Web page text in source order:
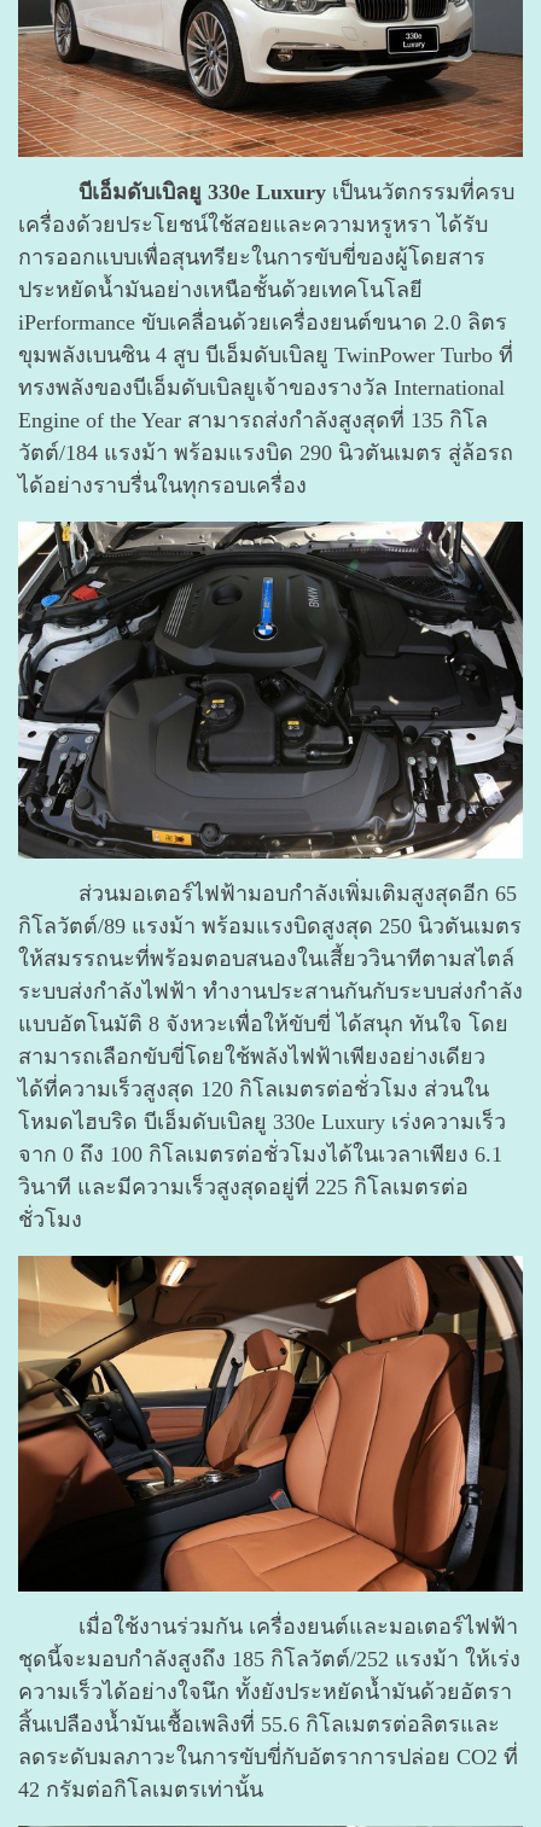
บีเอ็มดับเบิลยู 330e Luxury เป็นนวัตกรรมที่ครบ
เครื่องด้วยประโยชน์ใช้สอยและความหรูหรา ได้รับ
การออกแบบเพื่อสุนทรียะในการขับขี่ของผู้โดยสาร
ประหยัดน้ำมันอย่างเหนือชั้นด้วยเทคโนโลยี
iPerformance ขับเคลื่อนด้วยเครื่องยนต์ขนาด 2.0 ลิตร
ขุมพลังเบนซิน 4 สูบ บีเอ็มดับเบิลยู TwinPower Turbo ที่
ทรงพลังของบีเอ็มดับเบิลยูเจ้าของรางวัล International
Engine of the Year สามารถส่งกำลังสูงสุดที่ 135 กิโล
วัตต์/184 แรงม้า พร้อมแรงบิด 290 นิวตันเมตร สู่ล้อรถ
ได้อย่างราบรื่นในทุกรอบเครื่อง
ส่วนมอเตอร์ไฟฟ้ามอบกำลังเพิ่มเติมสูงสุดอีก 65
กิโลวัตต์/89 แรงม้า พร้อมแรงบิดสูงสุด 250 นิวตันเมตร
ให้สมรรถนะที่พร้อมตอบสนองในเสี้ยววินาทีตามสไตล์
ระบบส่งกำลังไฟฟ้า ทำงานประสานกันกับระบบส่งกำลัง
แบบอัตโนมัติ 8 จังหวะเพื่อให้ขับขี่ ได้สนุก ทันใจ โดย
สามารถเลือกขับขี่โดยใช้พลังไฟฟ้าเพียงอย่างเดียว
ได้ที่ความเร็วสูงสุด 120 กิโลเมตรต่อชั่วโมง ส่วนใน
โหมดไฮบริด บีเอ็มดับเบิลยู 330e Luxury เร่งความเร็ว
จาก 0 ถึง 100 กิโลเมตรต่อชั่วโมงได้ในเวลาเพียง 6.1
วินาที และมีความเร็วสูงสุดอยู่ที่ 225 กิโลเมตรต่อ
ชั่วโมง
เมื่อใช้งานร่วมกัน เครื่องยนต์และมอเตอร์ไฟฟ้า
ชุดนี้จะมอบกำลังสูงถึง 185 กิโลวัตต์/252 แรงม้า ให้เร่ง
ความเร็วได้อย่างใจนึก ทั้งยังประหยัดน้ำมันด้วยอัตรา
สิ้นเปลืองน้ำมันเชื้อเพลิงที่ 55.6 กิโลเมตรต่อลิตรและ
ลดระดับมลภาวะในการขับขี่กับอัตราการปล่อย CO2 ที่
42 กรัมต่อกิโลเมตรเท่านั้น